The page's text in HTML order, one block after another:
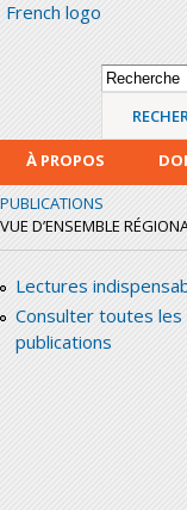
French logo
Recherche
À PROPOS
PUBLICATIONS
VUE D’ENSEMBLE
Lectures
Consulter toutes les
publications